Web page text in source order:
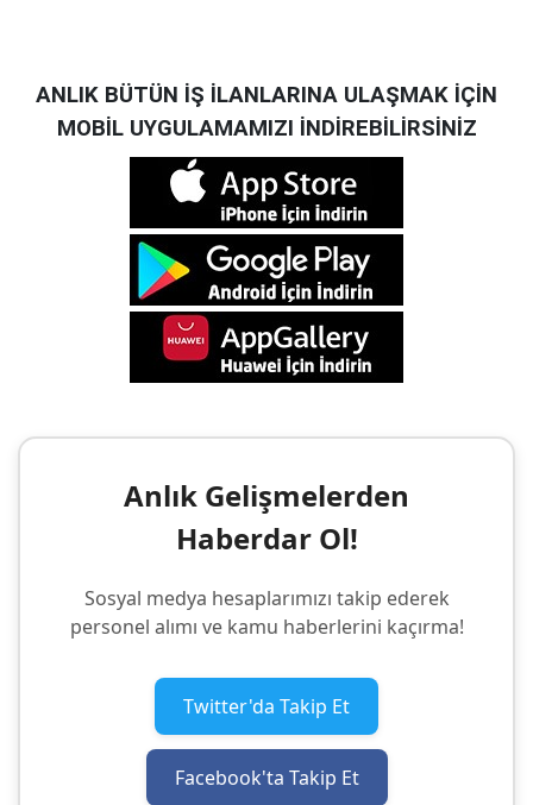
ANLIK BÜTÜN İŞ İLANLARINA ULAŞMAK İÇİN
MOBİL UYGULAMAMIZI İNDİREBİLİRSİNİZ
Anlık Gelişmelerden
Haberdar Ol!
Sosyal medya hesaplarımızı takip ederek
personel alımı ve kamu haberlerini kaçırma!
Twitter'da Takip Et
Facebook'ta Takip Et